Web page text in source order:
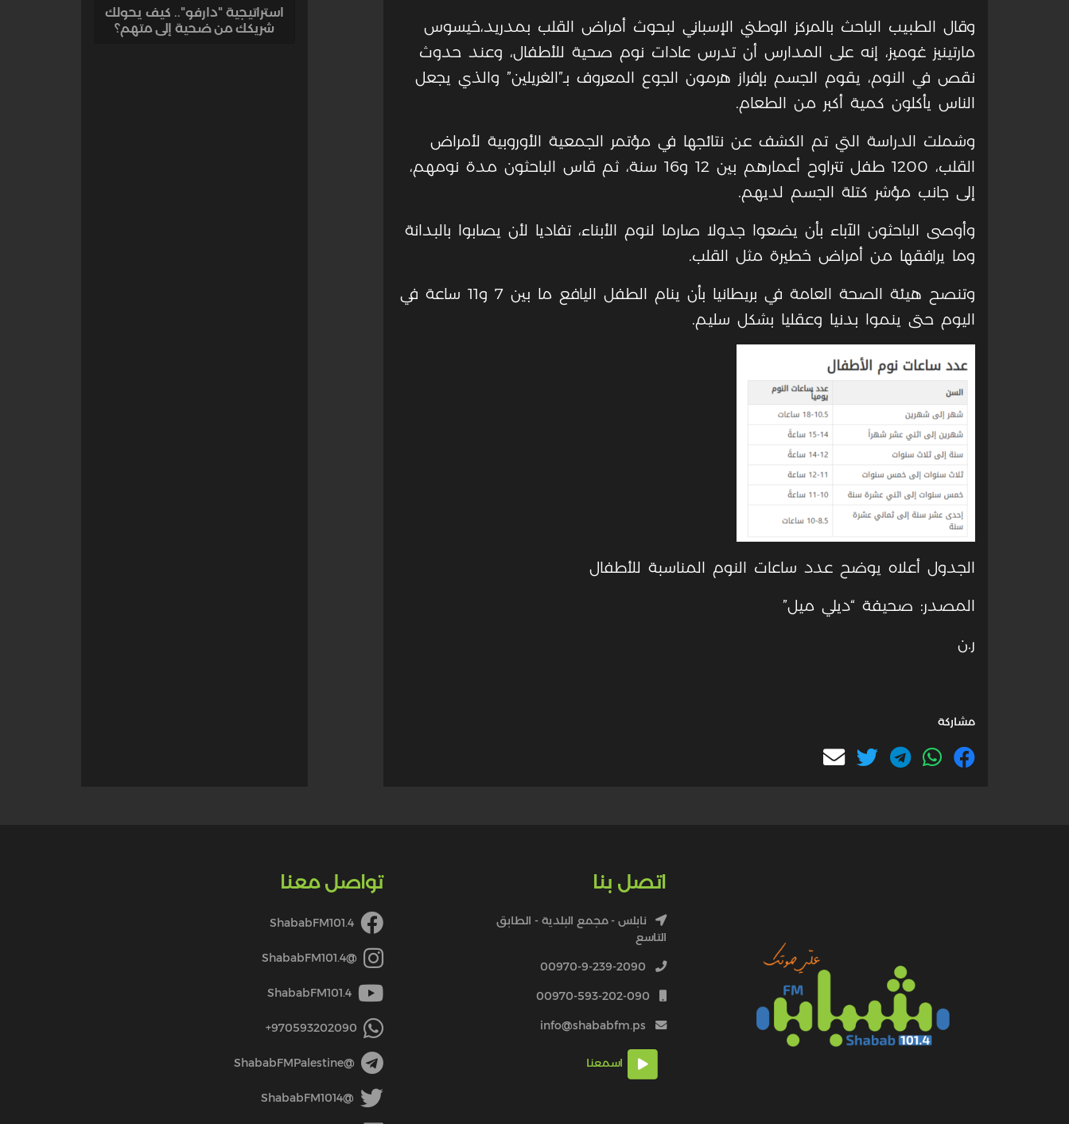
وقال الطبيب الباحث بالمركز الوطني الإسباني لبحوث أمراض القلب بمدريد،خيسوس
مارتينيز غوميز، إنه على المدارس أن تدرس عادات نوم صحية للأطفال، وعند حدوث
نقص في النوم، يقوم الجسم بإفراز هرمون الجوع المعروف بـ”الغريلين” والذي يجعل
الناس يأكلون كمية أكبر من الطعام.
وشملت الدراسة التي تم الكشف عن نتائجها في مؤتمر الجمعية الأوروبية لأمراض
القلب، 1200 طفل تتراوح أعمارهم بين 12 و16 سنة، ثم قاس الباحثون مدة نومهم،
إلى جانب مؤشر كتلة الجسم لديهم.
وأوصى الباحثون الآباء بأن يضعوا جدولا صارما لنوم الأبناء، تفاديا لأن يصابوا بالبدانة
وما يرافقها من أمراض خطيرة مثل القلب.
وتنصح هيئة الصحة العامة في بريطانيا بأن ينام الطفل اليافع ما بين 7 و11 ساعة في
اليوم حتى ينموا بدنيا وعقليا بشكل سليم.
الجدول أعلاه يوضح عدد ساعات النوم المناسبة للأطفال
المصدر: صحيفة “ديلي ميل”
ر.ن
مشاركة
استراتيجية "دارفو".. كيف يحولك
شريكك من ضحية إلى متهم؟
اتصل بنا
نابلس - مجمع البلدية - الطابق
التاسع
00970-9-239-2090
00970-593-202-090
info@shababfm.ps
اسمعنا
تواصل معنا
ShababFM101.4
@ShababFM101.4
ShababFM101.4
970593202090+
@ShababFMPalestine
@ShababFM1014